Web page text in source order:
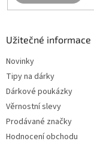
Užitečné informace
Novinky
Tipy na dárky
Dárkové poukázky
Věrnostní slevy
Prodávané značky
Hodnocení obchodu